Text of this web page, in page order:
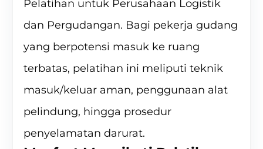
Pelatihan untuk Perusahaan Logistik
dan Pergudangan. Bagi pekerja gudang
yang berpotensi masuk ke ruang
terbatas, pelatihan ini meliputi teknik
masuk/keluar aman, penggunaan alat
pelindung, hingga prosedur
penyelamatan darurat.